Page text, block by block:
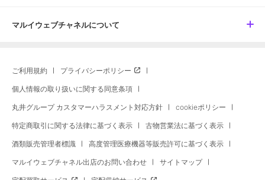
マルイウェブチャネルについて
ご利用規約 プライバシーポリシー
個人情報の取り扱いに関する同意条項
丸井グループ カスタマーハラスメント対応方針 cookieポリシー
特定商取引に関する法律に基づく表示 古物営業法に基づく表示
酒類販売管理者標識 高度管理医療機器等販売許可に基づく表示
マルイウェブチャネル出店のお問い合わせ サイトマップ